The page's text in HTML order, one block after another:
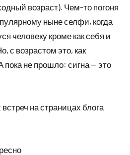
возраст). Чем-то погоня
ныне селфи, когда
человеку кроме как себя и
с возрастом это, как
не прошло: сигна — это
на страницах блога